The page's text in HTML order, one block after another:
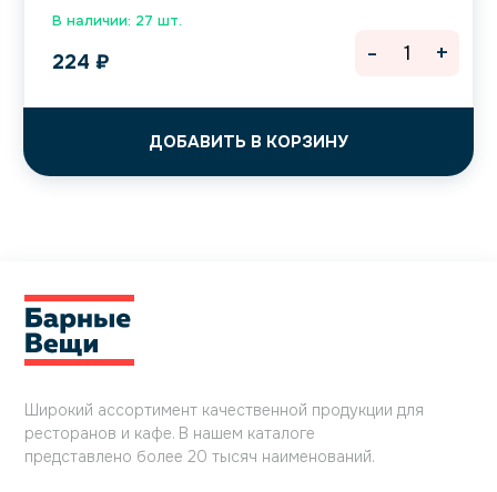
В наличии: 27 шт.
224 ₽
ДОБАВИТЬ В КОРЗИНУ
- +
Широкий ассортимент качественной продукции для
ресторанов и кафе. В нашем каталоге
представлено более 20 тысяч наименований.